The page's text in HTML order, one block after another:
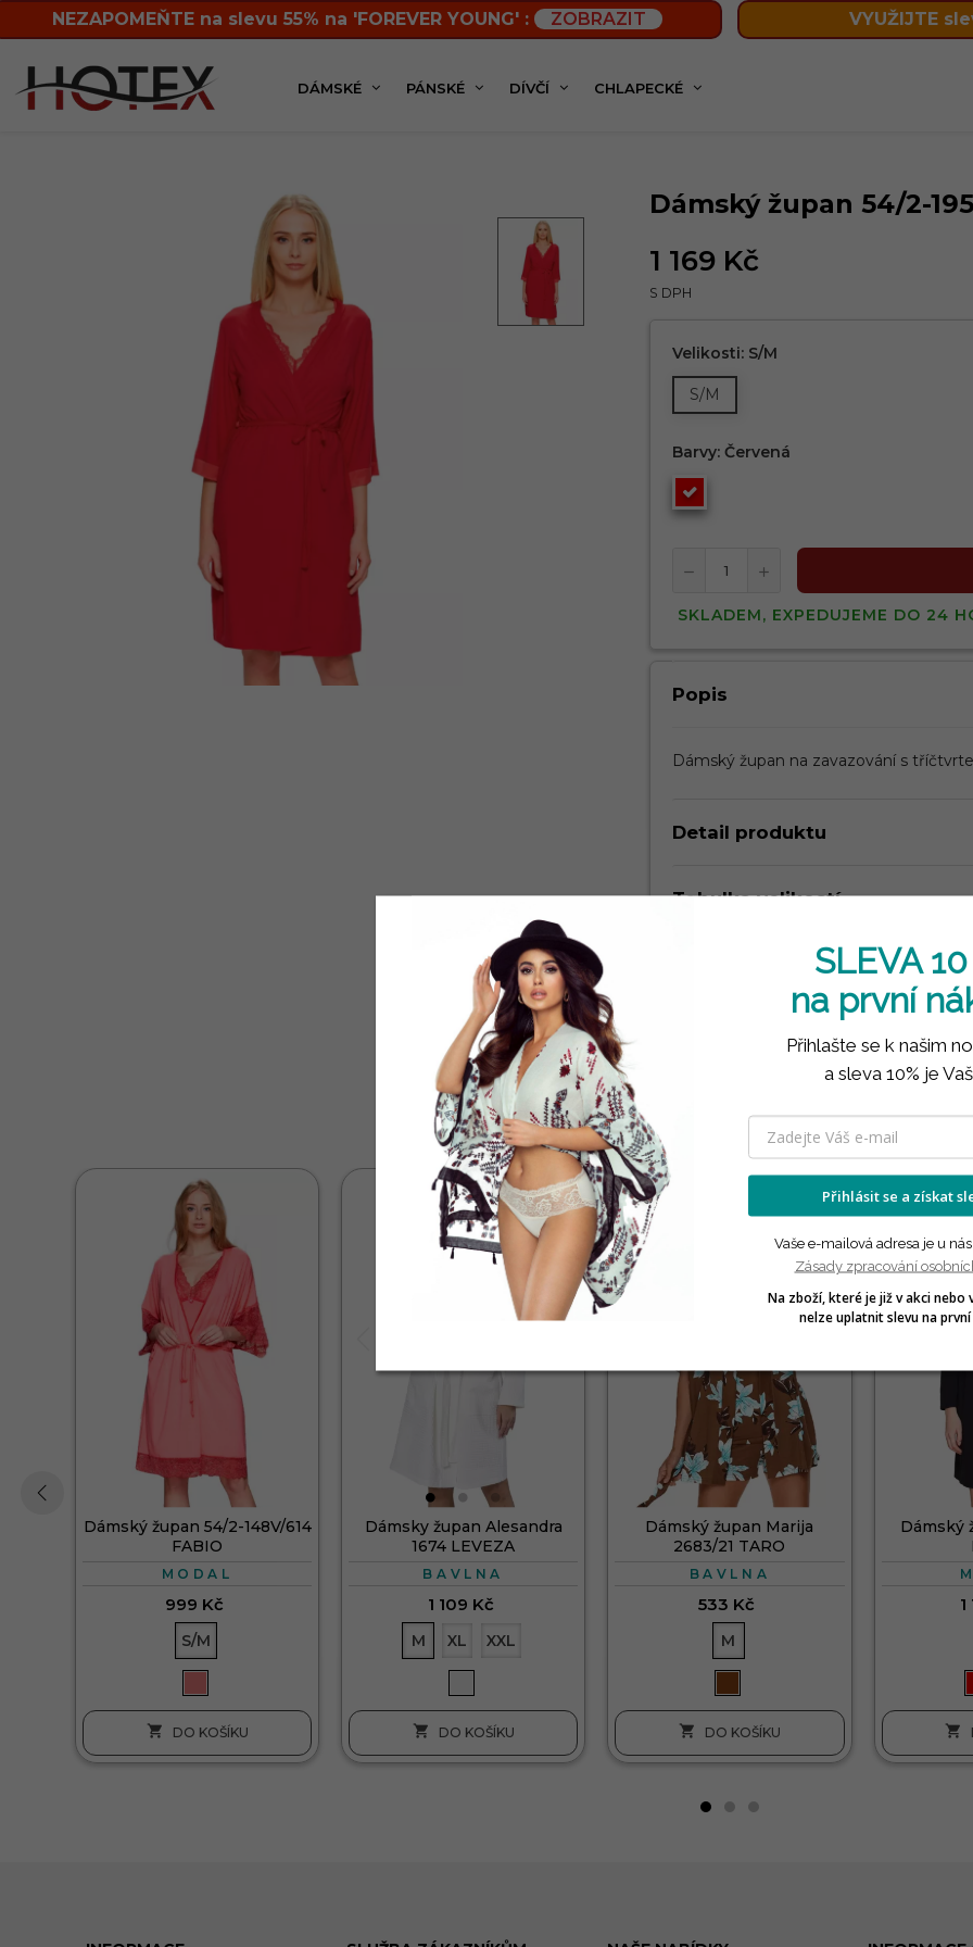
NEZAPOMEŇTE na slevu 55% na 'FOREVER YOUNG' : ZOBRAZIT VYUŽIJTE
DÁMSKÉ PÁNSKÉ DÍVČÍ CHLAPECKÉ
Dámská kolekce
Dámský župan 54/2-
1 169 Kč
S DPH
Velikosti: S/M
S/M
Barvy: Červená
SKLADEM, EXPEDUJEME DO 24
Popis
Dámský župan na zavazování s
Detail produktu
Tabulka velikostí
Kdy dostanu zboží?
PRODUKTY VE STEJNÉ KATEGORII
( 12 náhodně vybraných produktů ve stejné kategorii )
Dámský župan 54/2-148V/614
FABIO
MODAL
999 Kč
S/M
 DO KOŠÍKU
Dámsky župan Alesandra
1674 LEVEZA
BAVLNA
1 109 Kč
M XL XXL
 DO KOŠÍKU
Dámský župan Marija
2683/21 TARO
BAVLNA
533 Kč
M
 DO KOŠÍKU
Dámský

SLEVA 10
na první
Přihlašte se k našim
a sleva 10% je
Přihlásit se a získat
Vaše e-mailová adresa je u
Zásady zpracování
Na zboží, které je již v akci nebo
nelze uplatnit slevu na první